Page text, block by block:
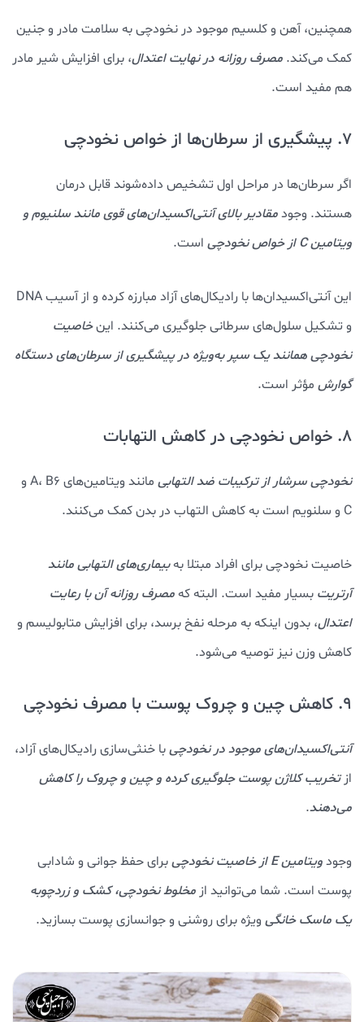
همچنین، آهن و کلسیم موجود در نخودچی به سلامت مادر و جنین
کمک می‌کند. مصرف روزانه در نهایت اعتدال، برای افزایش شیر مادر
هم مفید است.
7. پیشگیری از سرطان‌ها از خواص نخودچی
اگر سرطان‌ها در مراحل اول تشخیص داده‌شوند قابل درمان
هستند. وجودمقادیر بالای آنتی‌اکسیدان‌های قوی مانند سلنیوم و
ویتامین C از خواص نخودچی
است.
این آنتی‌اکسیدان‌ها با رادیکال‌های آزاد مبارزه کرده و از آسیب DNA
و تشکیل سلول‌های سرطانی جلوگیری می‌کنند. اینخاصیت
نخودچی همانند یک سپر به‌ویژه در پیشگیری از سرطان‌های دستگاه
گوارش مؤثر است.
8. خواص نخودچی در کاهش التهابات
نخودچی سرشار از ترکیبات ضد التهابی
مانند ویتامین‌های A، B6 و
C و سلنویم است به کاهش التهاب در بدن کمک می‌کنند.
خاصیت نخودچی برای افراد مبتلا بهبیماری‌های التهابی مانند
آرتریت بسیار مفید است. البته کهمصرف روزانه آن با رعایت
اعتدال، بدون اینکه به مرحله نفخ برسد، برای افزایش متابولیسم و
کاهش وزن نیز توصیه می‌شود.
9. کاهش چین و چروک پوست با مصرف نخودچی
آنتی‌اکسیدان‌های موجود در نخودچیبا خنثی‌سازی رادیکال‌های آزاد،
ازتخریب کلاژن پوست جلوگیری کرده و چین و چروک را کاهش
می‌دهند.
وجودویتامین E از خاصیت نخودچی
برای حفظ جوانی و شادابی
پوست است. شما می‌توانید از مخلوط نخودچی، کشک و زردچوبه
یک ماسک خانگی ویژه برای روشنی و جوانسازی پوست بسازید.